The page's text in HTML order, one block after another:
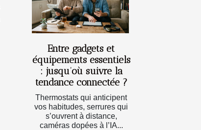
Entre gadgets et
équipements essentiels
: jusqu’où suivre la
tendance connectée ?
Thermostats qui anticipent
vos habitudes, serrures qui
s’ouvrent à distance,
caméras dopées à l’IA...